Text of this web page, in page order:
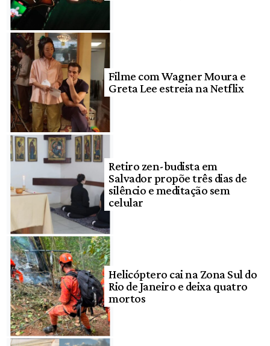
Filme com Wagner Moura e
Greta Lee estreia na Netflix
Retiro zen-budista em
Salvador propõe três dias de
silêncio e meditação sem
celular
Helicóptero cai na Zona Sul do
Rio de Janeiro e deixa quatro
mortos